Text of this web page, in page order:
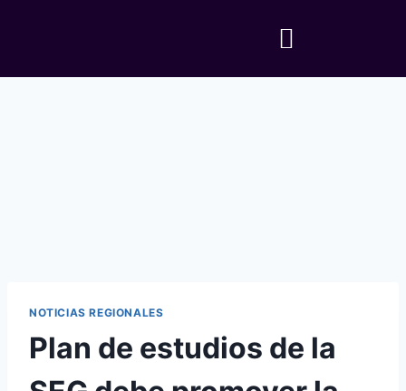
NOTICIAS REGIONALES
Plan de estudios de la